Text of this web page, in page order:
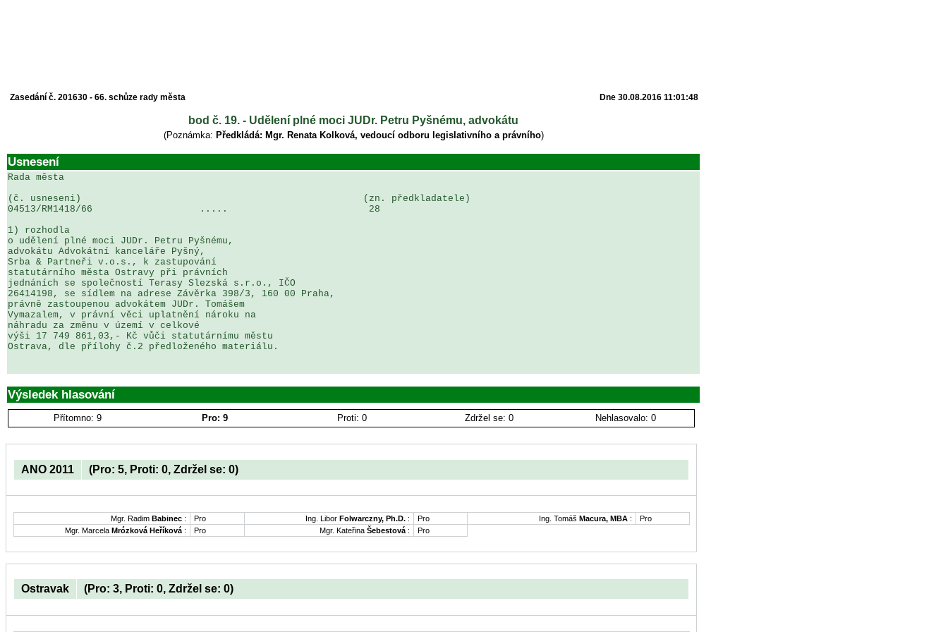
Zasedání č. 201630 - 66. schůze rady města Dne 30.08.2016 11:01:48
bod č. 19. - Udělení plné moci JUDr. Petru Pyšnému, advokátu
(Poznámka: Předkládá: Mgr. Renata Kolková, vedoucí odboru legislativního a právního)
Usnesení
Rada města
(č. usneseni)                                                  (zn. předkladatele)
04513/RM1418/66                   .....                         28
1) rozhodla
o udělení plné moci JUDr. Petru Pyšnému,
advokátu Advokátní kanceláře Pyšný,
Srba & Partneři v.o.s., k zastupování
statutárního města Ostravy při právních
jednáních se společností Terasy Slezská s.r.o., IČO
26414198, se sídlem na adrese Závěrka 398/3, 160 00 Praha,
právně zastoupenou advokátem JUDr. Tomášem
Vymazalem, v právní věci uplatnění nároku na
náhradu za změnu v území v celkové
výši 17 749 861,03,- Kč vůči statutárnímu městu
Ostrava, dle přílohy č.2 předloženého materiálu.
Výsledek hlasování
Přítomno: 9 Pro: 9 Proti: 0 Zdržel se: 0 Nehlasovalo: 0
ANO 2011 (Pro: 5, Proti: 0, Zdržel se: 0)
Mgr. Radim Babinec : Pro Ing. Libor Folwarczny, Ph.D. : Pro Ing. Tomáš Macura, MBA :
Pro
Mgr. Marcela Mrózková Heříková : Pro Mgr. Kateřina Šebestová : Pro
Ostravak (Pro: 3, Proti: 0, Zdržel se: 0)